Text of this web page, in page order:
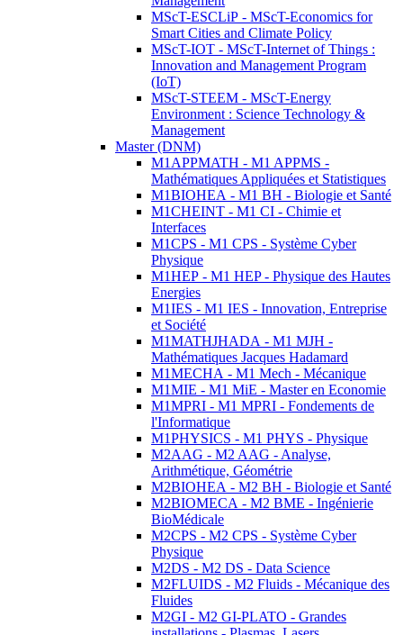
MScT-ESCLiP - MScT-Economics for
Smart Cities and Climate Policy
MScT-IOT - MScT-Internet of Things :
Innovation and Management Program
(IoT)
MScT-STEEM - MScT-Energy
Environment : Science Technology &
Management
Master (DNM)
M1APPMATH - M1 APPMS -
Mathématiques Appliquées et Statistiques
M1BIOHEA - M1 BH - Biologie et Santé
M1CHEINT - M1 CI - Chimie et
Interfaces
M1CPS - M1 CPS - Système Cyber
Physique
M1HEP - M1 HEP - Physique des Hautes
Energies
M1IES - M1 IES - Innovation, Entreprise
et Société
M1MATHJHADA - M1 MJH -
Mathématiques Jacques Hadamard
M1MECHA - M1 Mech - Mécanique
M1MIE - M1 MiE - Master en Economie
M1MPRI - M1 MPRI - Fondements de
l'Informatique
M1PHYSICS - M1 PHYS - Physique
M2AAG - M2 AAG - Analyse,
Arithmétique, Géométrie
M2BIOHEA - M2 BH - Biologie et Santé
M2BIOMECA - M2 BME - Ingénierie
BioMédicale
M2CPS - M2 CPS - Système Cyber
Physique
M2DS - M2 DS - Data Science
M2FLUIDS - M2 Fluids - Mécanique des
Fluides
M2GI - M2 GI-PLATO - Grandes